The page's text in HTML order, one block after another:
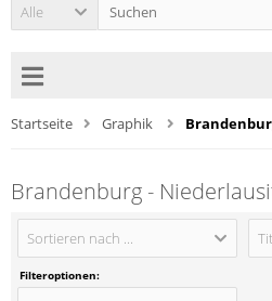
Alle
Startseite Graphik
Brandenburg -
Sortieren nach ...
Filteroptionen: